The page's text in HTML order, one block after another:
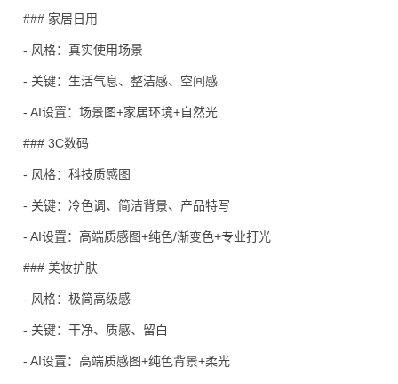
### 家居日用
- 风格：真实使用场景
- 关键：生活气息、整洁感、空间感
- AI设置：场景图+家居环境+自然光
### 3C数码
- 风格：科技质感图
- 关键：冷色调、简洁背景、产品特写
- AI设置：高端质感图+纯色/渐变色+专业打光
### 美妆护肤
- 风格：极简高级感
- 关键：干净、质感、留白
- AI设置：高端质感图+纯色背景+柔光